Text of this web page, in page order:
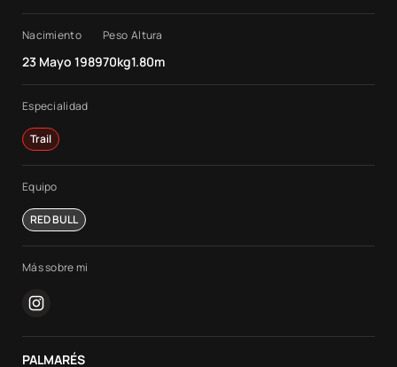
Nacimiento
23 Mayo 1989
Peso
70kg
Altura
1.80m
Especialidad
Trail
Equipo
RED BULL
Más sobre mi
instagram
PALMARÉS